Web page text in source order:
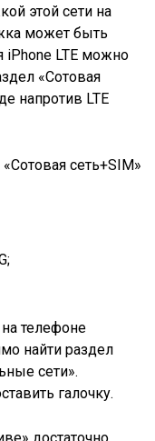
этой сети на
может быть
iPhone LTE можно
«Сотовая
напротив LTE
сеть+SIM»
телефоне
найти раздел
сети».
галочку.